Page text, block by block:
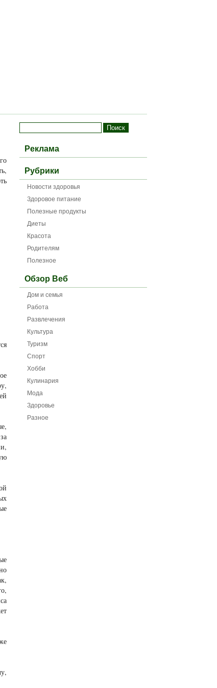
Реклама
Рубрики
Новости здоровья
Здоровое питание
Полезные продукты
Диеты
Красота
Родителям
Полезное
Обзор Веб
Дом и семья
Работа
Развлечения
Культура
Туризм
Спорт
Хобби
Кулинария
Мода
Здоровье
Разное